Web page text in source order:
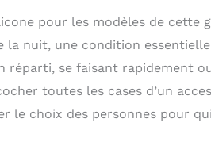
raisonnable. La
informations
vous permet de
Multifonctionnelles
soigneusement
français, assistant
pour les modèles de
la nuit, une condition
réparti, se faisant rapidement
toutes les cases d’un
le choix des personnes pour